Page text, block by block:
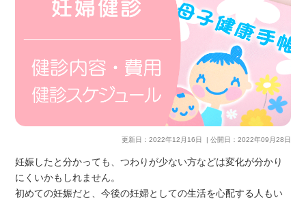
更新日： 2022年12月16日 | 公開日： 2022年09月28日
妊娠したと分かっても、つわりが少ない方などは変化が分かり
にくいかもしれません。
初めての妊娠だと、今後の妊婦としての生活を心配する人もい